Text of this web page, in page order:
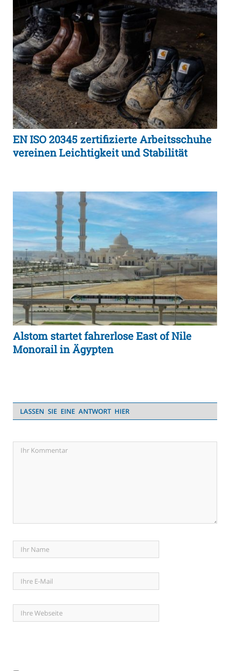
EN ISO 20345 zertifizierte Arbeitsschuhe
vereinen Leichtigkeit und Stabilität
Alstom startet fahrerlose East of Nile
Monorail in Ägypten
LASSEN SIE EINE ANTWORT HIER